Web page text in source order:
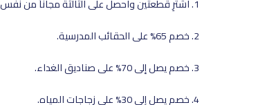
خصم 65% على الحقائب المدرسية.
خصم يصل إلى 70% على صناديق الغداء.
خصم يصل إلى 30% على زجاجات المياه.